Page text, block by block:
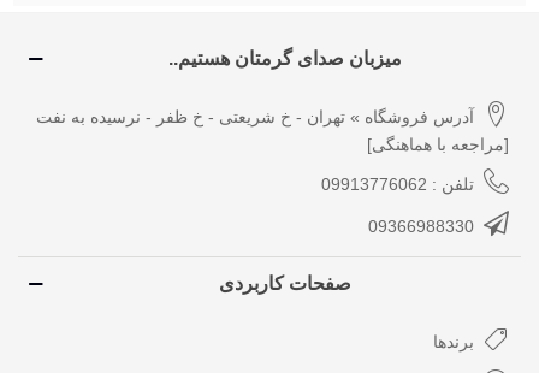
میزبان صدای گرمتان هستیم..
آدرس فروشگاه » تهران - خ شریعتی - خ ظفر - نرسیده به نفت
[مراجعه با هماهنگی]
تلفن : 09913776062
09366988330
صفحات کاربردی
برندها